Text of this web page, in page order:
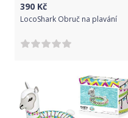
390 Kč
LocoShark Obruč na plavání